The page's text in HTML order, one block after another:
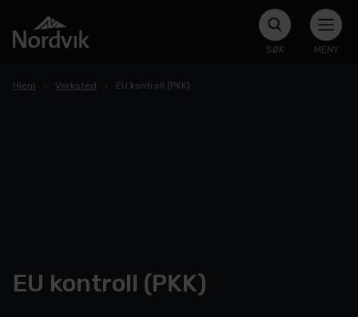
SØK MENY
Hjem Verksted EU kontroll (PKK)
EU kontroll (PKK)